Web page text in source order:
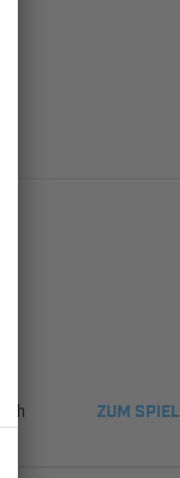
ZUM SPIEL